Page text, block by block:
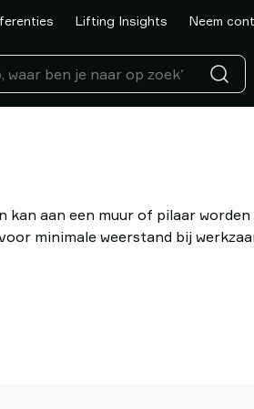
Lifting Insights Neem
kan aan een muur of pilaar
minimale weerstand bij